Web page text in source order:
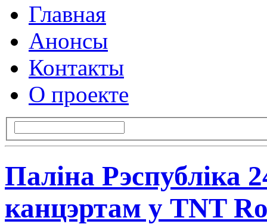
Главная
Анонсы
Контакты
О проекте
Паліна Рэспубліка
канцэртам у TNT